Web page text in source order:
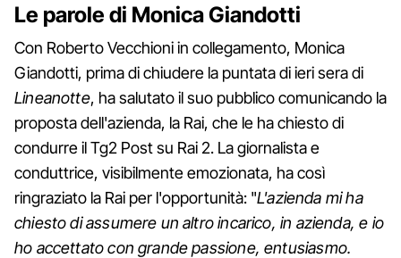
Le parole di Monica Giandotti
Con Roberto Vecchioni in collegamento, Monica
Giandotti, prima di chiudere la puntata di ieri sera di
Lineanotte, ha salutato il suo pubblico comunicando la
proposta dell'azienda, la Rai, che le ha chiesto di
condurre il Tg2 Post su Rai 2. La giornalista e
conduttrice, visibilmente emozionata, ha così
ringraziato la Rai per l'opportunità: "L'azienda mi ha
chiesto di assumere un altro incarico, in azienda, e io
ho accettato con grande passione, entusiasmo.